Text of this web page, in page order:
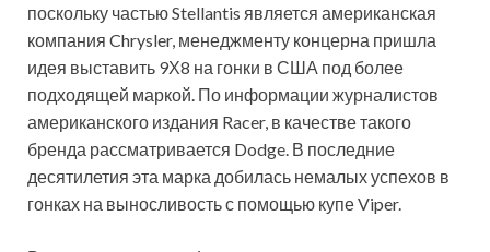
поскольку частью Stellantis является американская
компания Chrysler, менеджменту концерна пришла
идея выставить 9Х8 на гонки в США под более
подходящей маркой. По информации журналистов
американского издания Racer, в качестве такого
бренда рассматривается Dodge. В последние
десятилетия эта марка добилась немалых успехов в
гонках на выносливость с помощью купе Viper.